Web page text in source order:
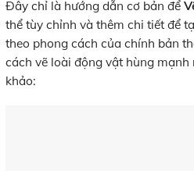
Đây chỉ là hướng dẫn cơ bản để
thể tùy chỉnh và thêm chi tiết để
theo phong cách của chính bản
cách vẽ loài động vật hùng
khảo: